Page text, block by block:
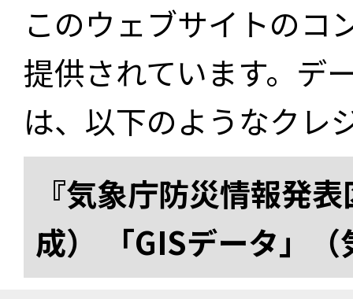
このウェブサイトのコ
提供されています。デ
は、以下のようなクレ
『気象庁防災情報発
成） 「GISデータ」